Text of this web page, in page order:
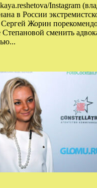
Instagram
в России
Жорин
сменить